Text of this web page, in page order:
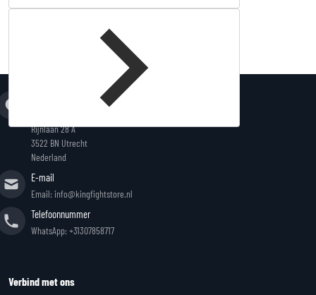
Rijnlaan 28 A
3522 BN Utrecht
Nederland
E-mail
Email: info@kingfightstore.nl
Telefoonnummer
WhatsApp: +31307858717
Verbind met ons